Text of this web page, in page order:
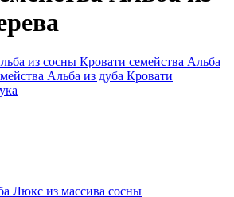
из сосны Кровати семейства Альба
Альба из дуба Кровати